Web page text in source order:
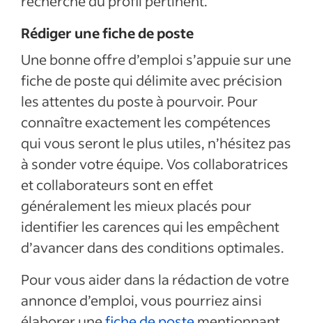
Rédiger une fiche de poste
Une bonne offre d’emploi s’appuie sur une
fiche de poste qui délimite avec précision
les attentes du poste à pourvoir. Pour
connaître exactement les compétences
qui vous seront le plus utiles, n’hésitez pas
à sonder votre équipe. Vos collaboratrices
et collaborateurs sont en effet
généralement les mieux placés pour
identifier les carences qui les empêchent
d’avancer dans des conditions optimales.
Pour vous aider dans la rédaction de votre
annonce d’emploi, vous pourriez ainsi